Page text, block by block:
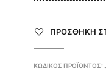
ΠΡΌΣΘΉΚΗ
ΚΩΔΙΚΌΣ ΠΡΟΪΌΝΤΟΣ: